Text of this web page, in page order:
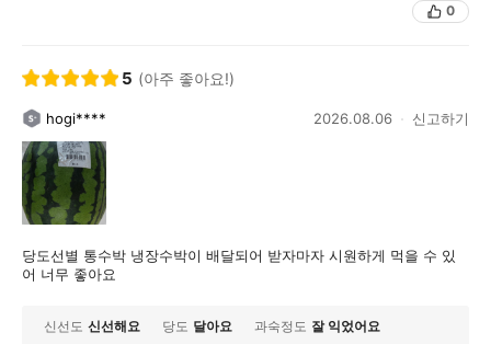
0
5 (아주 좋아요!)
hogi**** 2026.08.06 신고하기
당도선별 통수박 냉장수박이 배달되어 받자마자 시원하게 먹을 수 있
어 너무 좋아요
신선도 신선해요 당도 달아요 과숙정도 잘 익었어요